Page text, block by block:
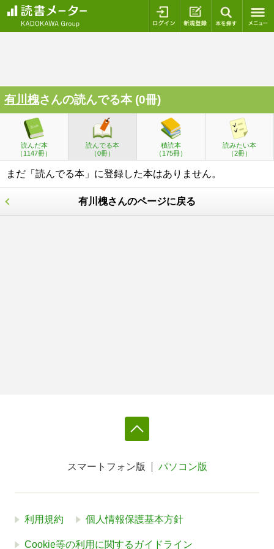
ログイン 新規登録
有川槐さんの読んでる本 (0冊)
読んだ本
（1147冊）
読んでる本
（0冊）
積読本
（175冊）
読みたい本
（2冊）
まだ「読んでる本」に登録した本はありません。
有川槐さんのページに戻る
スマートフォン版 パソコン版
利用規約 個人情報保護基本方針
Cookie等の利用に関するガイドライン